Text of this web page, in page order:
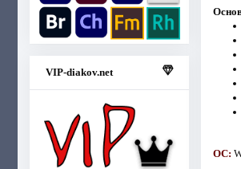
VIP-diakov.net
ОС: